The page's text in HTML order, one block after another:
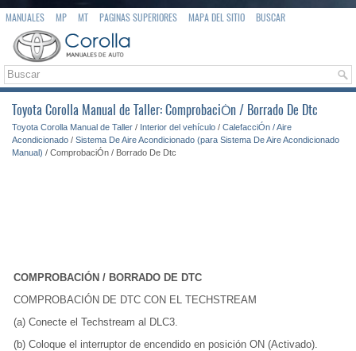
MANUALES MP MT PAGINAS SUPERIORES MAPA DEL SITIO BUSCAR
Toyota Corolla Manual de Taller: ComprobaciÓn / Borrado De Dtc
Toyota Corolla Manual de Taller / Interior del vehículo / CalefacciÓn / Aire
Acondicionado / Sistema De Aire Acondicionado (para Sistema De Aire Acondicionado
Manual) / ComprobaciÓn / Borrado De Dtc
COMPROBACIÓN / BORRADO DE DTC
COMPROBACIÓN DE DTC CON EL TECHSTREAM
(a) Conecte el Techstream al DLC3.
(b) Coloque el interruptor de encendido en posición ON (Activado).